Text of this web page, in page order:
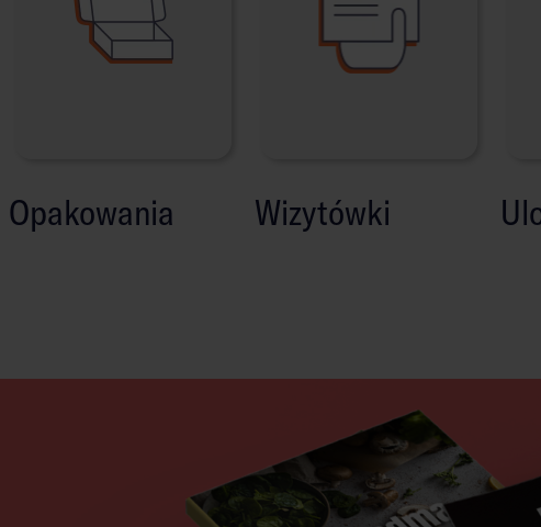
Opakowania Wizytówki